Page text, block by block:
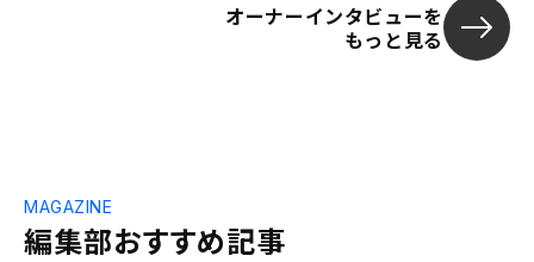
オーナーインタビューを
もっと見る
編集部おすすめ記事
MAGAZINE